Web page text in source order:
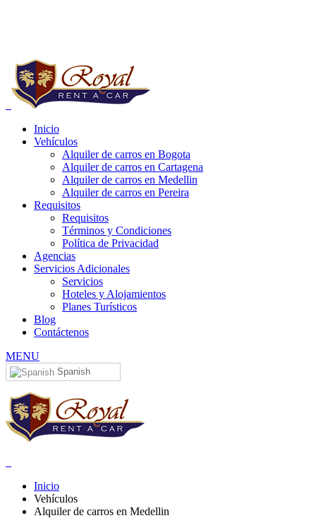
bogota precios, alquiler de carros bogota para uber, alquiler de
Inicio
Vehículos
Alquiler de carros en Bogota
Alquiler de carros en Cartagena
Alquiler de carros en Medellin
Alquiler de carros en Pereira
Requisitos
Requisitos
Términos y Condiciones
Política de Privacidad
Agencias
Servicios Adicionales
Servicios
Hoteles y Alojamientos
Planes Turísticos
Blog
Contáctenos
MENU
Spanish
Inicio
Vehículos
Alquiler de carros en Medellin